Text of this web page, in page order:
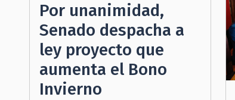
Por unanimidad,
Senado despacha a
ley proyecto que
aumenta el Bono
Invierno